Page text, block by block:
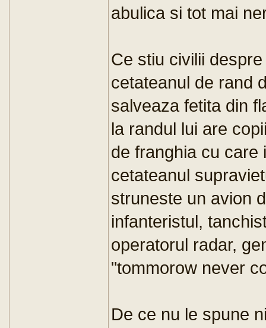
abulica si tot mai
Ce stiu civilii
cetateanul de rand
salveaza fetita din
la randul lui are
de franghia cu care
cetateanul
struneste un avion
infanteristul,
operatorul radar,
"tommorow never
De ce nu le spune